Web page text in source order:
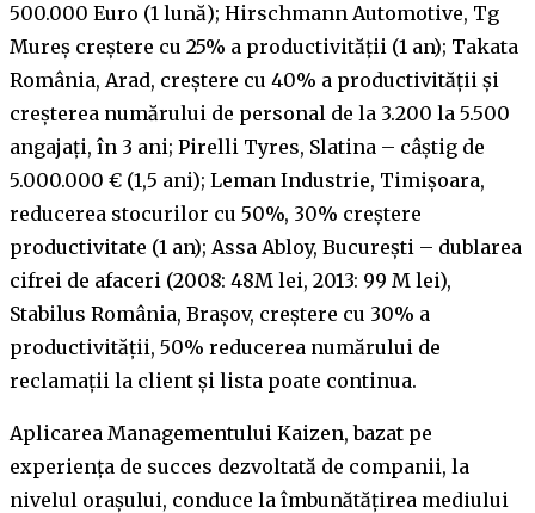
500.000 Euro (1 lună); Hirschmann Automotive, Tg
Mureș creștere cu 25% a productivității (1 an); Takata
România, Arad, creștere cu 40% a productivității și
creșterea numărului de personal de la 3.200 la 5.500
angajați, în 3 ani; Pirelli Tyres, Slatina – câștig de
5.000.000 € (1,5 ani); Leman Industrie, Timișoara,
reducerea stocurilor cu 50%, 30% creștere
productivitate (1 an); Assa Abloy, București – dublarea
cifrei de afaceri (2008: 48M lei, 2013: 99 M lei),
Stabilus România, Brașov, creștere cu 30% a
productivității, 50% reducerea numărului de
reclamații la client și lista poate continua.
Aplicarea Managementului Kaizen, bazat pe
experienţa de succes dezvoltată de companii, la
nivelul oraşului, conduce la îmbunătăţirea mediului